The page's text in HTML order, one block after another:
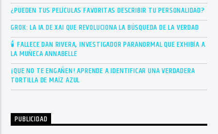
¿PUEDEN TUS PELÍCULAS FAVORITAS DESCRIBIR TU PERSONALIDAD?
GROK: LA IA DE XAI QUE REVOLUCIONA LA BÚSQUEDA DE LA VERDAD
🕯 FALLECE DAN RIVERA, INVESTIGADOR PARANORMAL QUE EXHIBÍA A
LA MUÑECA ANNABELLE
¡QUE NO TE ENGAÑEN! APRENDE A IDENTIFICAR UNA VERDADERA
TORTILLA DE MAÍZ AZUL
PUBLICIDAD